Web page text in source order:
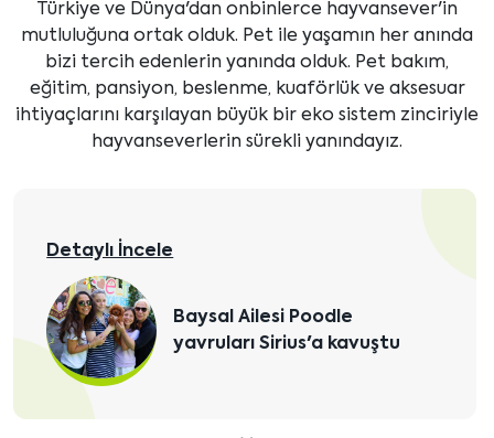
Türkiye ve Dünya'dan onbinlerce hayvansever'in
mutluluğuna ortak olduk. Pet ile yaşamın her anında
bizi tercih edenlerin yanında olduk. Pet bakım,
eğitim, pansiyon, beslenme, kuaförlük ve aksesuar
ihtiyaçlarını karşılayan büyük bir eko sistem zinciriyle
hayvanseverlerin sürekli yanındayız.
Detaylı İncele
Oskay Bey ve ailesi Poodle
kızlarına kavuştular